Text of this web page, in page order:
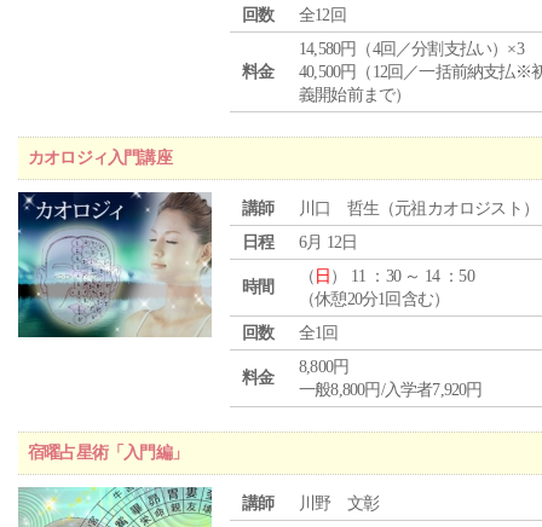
回数
全12回
料金
14,580円（4回／分割支払い）×3
40,500円（12回／一括前納支払※
義開始前まで）
カオロジィ入門講座
講師
川口 哲生（元祖カオロジスト）
日程
6月 12日
時間
（ 日 ） 11 ：30 ～ 14 ：50
（休憩20分1回含む）
回数
全1回
料金
8,800円
一般8,800円/入学者7,920円
宿曜占星術「入門編」
講師
川野 文彰